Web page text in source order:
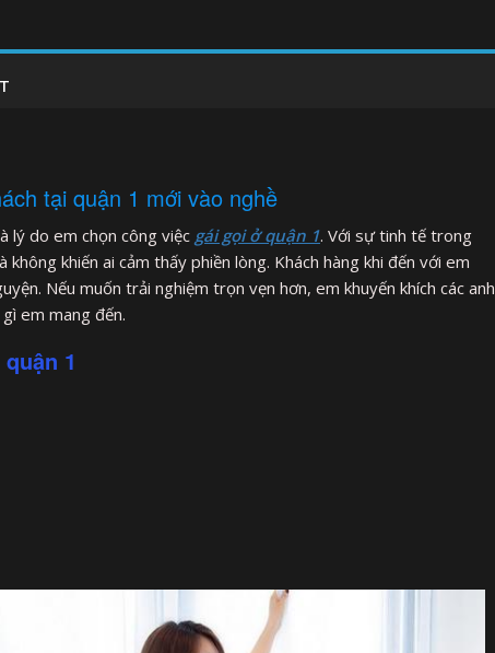
tại quận 1 mới vào nghề
lý do em chọn công việc gái gọi ở quận 1. Với sự tinh tế trong
khiến ai cảm thấy phiền lòng. Khách hàng khi đến với em
Nếu muốn trải nghiệm trọn vẹn hơn, em khuyến khích các anh
em mang đến.
1